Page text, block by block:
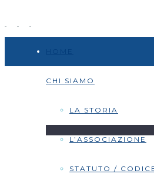
CHI SIAMO
LA STORIA
L’ASSOCIAZIONE
STATUTO /